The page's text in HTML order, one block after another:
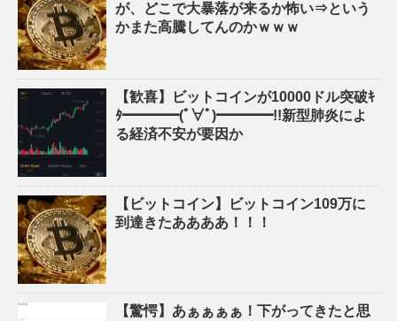
が、どこで大暴落が来るか怖い⇒という
かまた高騰してんのかｗｗｗ
【歓喜】ビットコインが10000ドル突破ｷ
ﾀ━━━━(ﾟ∀ﾟ)━━━━!!新型肺炎によ
る経済不安が要因か
【ビットコイン】ビットコイン109万に
到達きたああああ！！！
【驚愕】あぁぁぁぁ！下がってきたと思